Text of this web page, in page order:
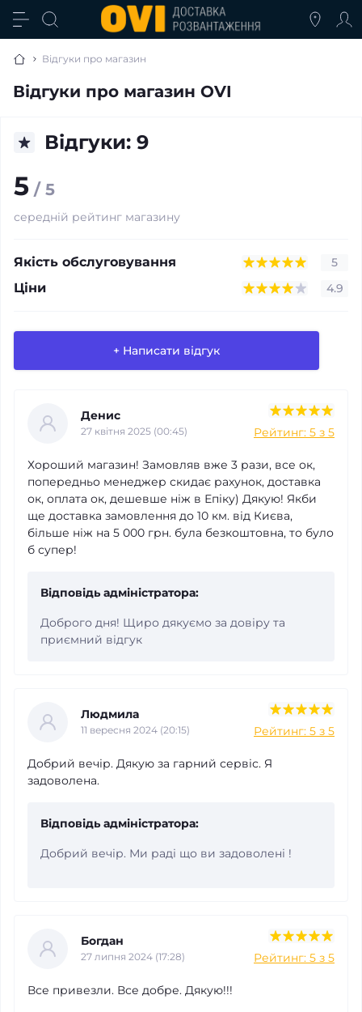
Відгуки про магазин
Відгуки про магазин OVI
Відгуки: 9
5 / 5
середній рейтинг магазину
Якість обслуговування 5
Ціни 4.9
+ Написати відгук
Денис
27 квітня 2025 (00:45) Рейтинг: 5 з 5
Хороший магазин! Замовляв вже 3 рази, все ок,
попередньо менеджер скидає рахунок, доставка
ок, оплата ок, дешевше ніж в Епіку) Дякую! Якби
ще доставка замовлення до 10 км. від Києва,
більше ніж на 5 000 грн. була безкоштовна, то було
б супер!
Відповідь адміністратора:
Доброго дня! Щиро дякуємо за довіру та
приємний відгук
Людмила
11 вересня 2024 (20:15) Рейтинг: 5 з 5
Добрий вечір. Дякую за гарний сервіс. Я
задоволена.
Відповідь адміністратора:
Добрий вечір. Ми раді що ви задоволені !
Богдан
27 липня 2024 (17:28) Рейтинг: 5 з 5
Все привезли. Все добре. Дякую!!!
Якість обслуговування
Ціни
Ваше ім’я
Ваш відгук
Увага: